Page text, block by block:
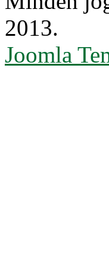
2013.
Joomla